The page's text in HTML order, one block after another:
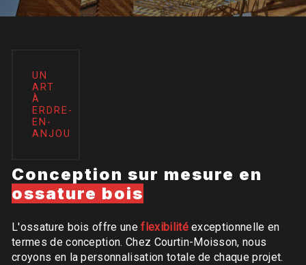
UN
ART
À
ERDRE-
EN-
ANJOU
Conception sur mesure en
ossature bois
L'ossature bois offre uneflexibilitéexceptionnelle en
termes de conception. Chez Courtin-Moisson, nous
croyons en la personnalisation totale de chaque projet.